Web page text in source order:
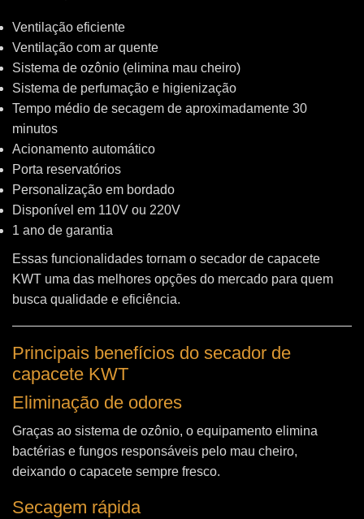
Ventilação eficiente
Ventilação com ar quente
Sistema de ozônio (elimina mau cheiro)
Sistema de perfumação e higienização
Tempo médio de secagem de aproximadamente 30
minutos
Acionamento automático
Porta reservatórios
Personalização em bordado
Disponível em 110V ou 220V
1 ano de garantia
Essas funcionalidades tornam o secador de capacete
KWT uma das melhores opções do mercado para quem
busca qualidade e eficiência.
Principais benefícios do secador de
capacete KWT
Eliminação de odores
Graças ao sistema de ozônio, o equipamento elimina
bactérias e fungos responsáveis pelo mau cheiro,
deixando o capacete sempre fresco.
Secagem rápida